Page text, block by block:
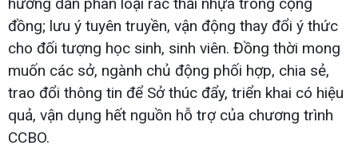
đồng; lưu ý tuyên truyền, vận động thay đổi ý thức
cho đối tượng học sinh, sinh viên. Đồng thời mong
muốn các sở, ngành chủ động phối hợp, chia sẻ,
trao đổi thông tin để Sở thúc đẩy, triển khai có hiệu
quả, vận dụng hết nguồn hỗ trợ của chương trình
CCBO.